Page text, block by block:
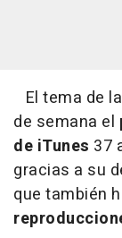
El tema de
de semana el
de iTunes 37
gracias a su
que también